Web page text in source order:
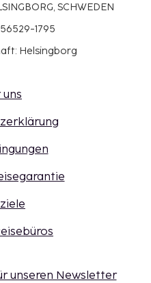
SCHWEDEN
1795
Helsingborg
uns
unseren Newsletter